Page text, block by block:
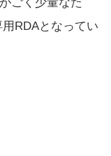
RDAとなってい